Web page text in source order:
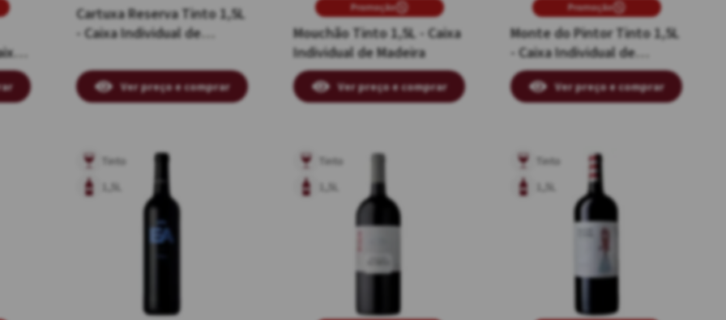
Cartuxa Reserva Tinto 1,5L
- Caixa Individual de
Ver preço e comprar
Promoção
Mouchão Tinto 1,5L - Caixa
Individual de Madeira
Ver preço e comprar
Promoção
Monte do Pintor Tinto 1,5L
- Caixa Individual de
Madeira
Ver preço e comprar
Tinto
1,5L
Tinto
1,5L
Tinto
1,5L